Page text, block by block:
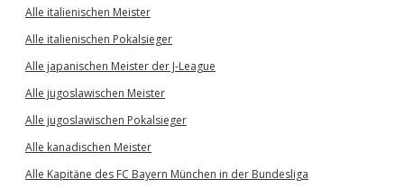
Alle italienischen Meister
Alle italienischen Pokalsieger
Alle japanischen Meister der J-League
Alle jugoslawischen Meister
Alle jugoslawischen Pokalsieger
Alle kanadischen Meister
Alle Kapitäne des FC Bayern München in der Bundesliga